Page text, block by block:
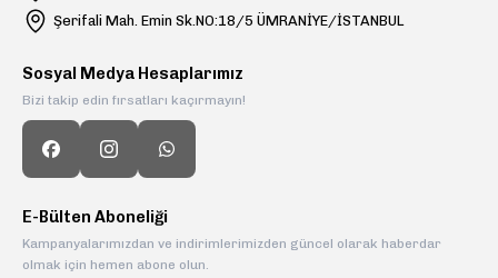
Şerifali Mah. Emin Sk.NO:18/5 ÜMRANİYE/İSTANBUL
Sosyal Medya Hesaplarımız
Bizi takip edin fırsatları kaçırmayın!
E-Bülten Aboneliği
Kampanyalarımızdan ve indirimlerimizden güncel olarak haberdar
olmak için hemen abone olun.